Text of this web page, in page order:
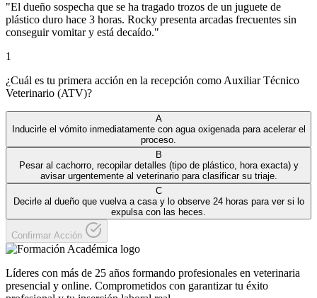
"El dueño sospecha que se ha tragado trozos de un juguete de
plástico duro hace 3 horas. Rocky presenta arcadas frecuentes sin
conseguir vomitar y está decaído."
1
¿Cuál es tu primera acción en la recepción como Auxiliar Técnico
Veterinario (ATV)?
A
Inducirle el vómito inmediatamente con agua oxigenada para acelerar el
proceso.
B
Pesar al cachorro, recopilar detalles (tipo de plástico, hora exacta) y
avisar urgentemente al veterinario para clasificar su triaje.
C
Decirle al dueño que vuelva a casa y lo observe 24 horas para ver si lo
expulsa con las heces.
Confirmar Acción
Líderes con más de 25 años formando profesionales en veterinaria
presencial y online. Comprometidos con garantizar tu éxito